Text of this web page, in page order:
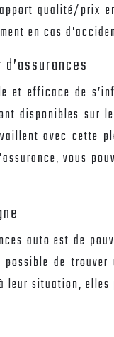
qualité/prix
en cas
et efficace de
disponibles
avec
vous
auto est de
de
leur situation,